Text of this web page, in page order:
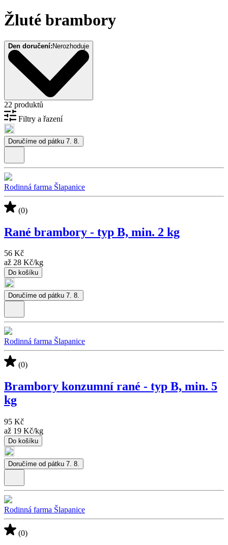
Žluté brambory
Den doručení: Nerozhoduje
22 produktů
Filtry a řazení
Doručíme od pátku 7. 8.
Rodinná farma Šlapanice
(0)
Rané brambory - typ B, min. 2 kg
56 Kč
až 28 Kč/kg
Do košíku
Doručíme od pátku 7. 8.
Rodinná farma Šlapanice
(0)
Brambory konzumní rané - typ B, min. 5
kg
95 Kč
až 19 Kč/kg
Do košíku
Doručíme od pátku 7. 8.
Rodinná farma Šlapanice
(0)